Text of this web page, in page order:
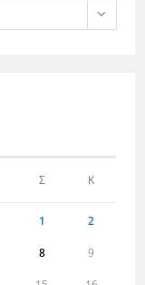
Σ Κ
1 2
8 9